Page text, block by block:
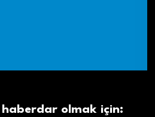
olmak için: